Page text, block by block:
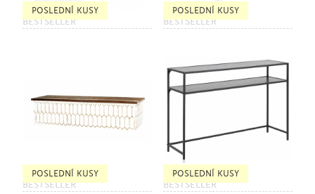
POSLEDNÍ KUSY
BESTSELLER
POSLEDNÍ KUSY
BESTSELLER
POSLEDNÍ KUSY
BESTSELLER
POSLEDNÍ KUSY
BESTSELLER